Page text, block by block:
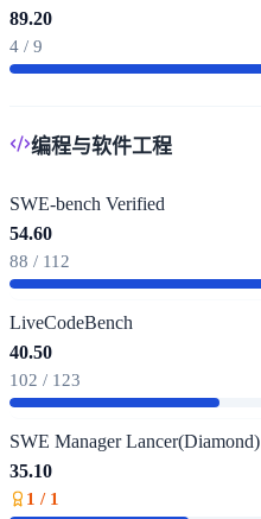
89.20
4 / 9
编程与软件工程
SWE-bench Verified
54.60
88 / 112
LiveCodeBench
40.50
102 / 123
SWE Manager Lancer(Diamond)
35.10
1 / 1